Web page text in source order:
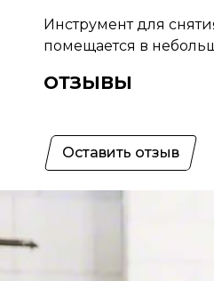
Инструмент для
помещается в
ОТЗЫВЫ
Оставить отзыв